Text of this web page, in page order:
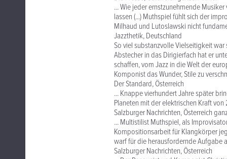
... Wie jeder ernstzunehmende
lassen (...) Muthspiel fühlt sich der
Milhaud und Lutoslawski nicht
Jazzthetik, Deutschland
So viel substanzvolle Vielseitigkeit
Abstecher in das Dirigierfach hat er
schaffen, vom Jazz in die Welt der
Komponist das Wunder, Stile zu
Der Standard, Österreich
... Knappe vierhundert Jahre später
Planeten mit der elektrischen Kraft
Salzburger Nachrichten, Österreich
... Multistilist Muthspiel, als
Kompositionsarbeit für Klangkörper
warf für die herausfordernde Aufgabe
Salzburger Nachrichten, Österreich